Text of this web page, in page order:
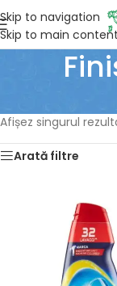
Skip to navigation
Skip to main
Afișez singurul
Arată filtre